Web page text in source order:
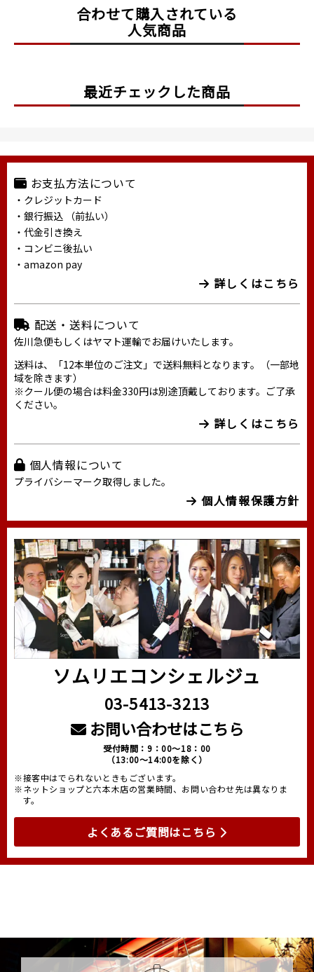
合わせて購入されている
人気商品
最近チェックした商品
お支払方法について
・クレジットカード
・銀行振込 （前払い）
・代金引き換え
・コンビニ後払い
・amazon pay
詳しくはこちら
配送・送料について
佐川急便もしくはヤマト運輸でお届けいたします。
送料は、「12本単位のご注文」で送料無料となります。（一部地
域を除きます）
※クール便の場合は料金330円は別途頂戴しております。ご了承
ください。
詳しくはこちら
個人情報について
プライバシーマーク取得しました。
個人情報保護方針
ソムリエコンシェルジュ
03-5413-3213
お問い合わせはこちら
受付時間：9：00～18：00
（13:00～14:00を除く）
※接客中はでられないときもございます。
※ネットショップと六本木店の営業時間、お問い合わせ先は異なりま
す。
よくあるご質問はこちら